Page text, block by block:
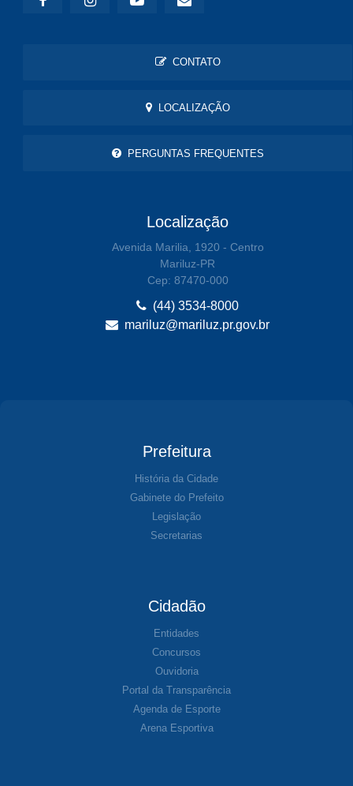
CONTATO
LOCALIZAÇÃO
PERGUNTAS FREQUENTES
Localização
Avenida Marilia, 1920 - Centro
Mariluz-PR
Cep: 87470-000
(44) 3534-8000
mariluz@mariluz.pr.gov.br
Prefeitura
História da Cidade
Gabinete do Prefeito
Legislação
Secretarias
Cidadão
Entidades
Concursos
Ouvidoria
Portal da Transparência
Agenda de Esporte
Arena Esportiva